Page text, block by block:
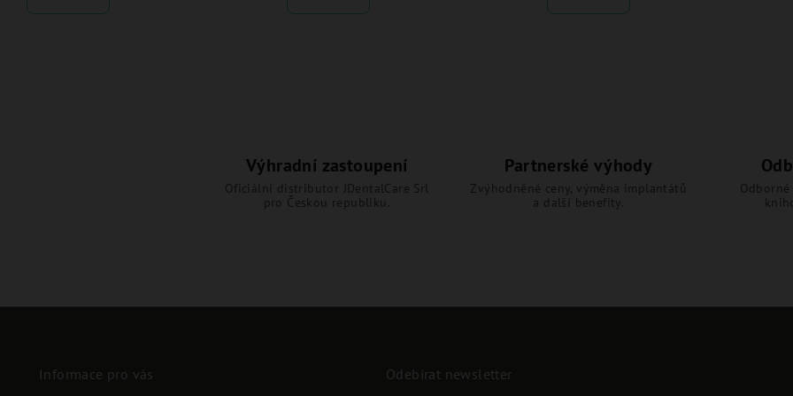
Výhradní zastoupení
Oficiální distributor JDentalCare Srl
pro Českou republiku.
Partnerské výhody
Zvýhodněné ceny, výměna implantátů
a další benefity.
Odborné
Informace pro vás Odebírat newsletter